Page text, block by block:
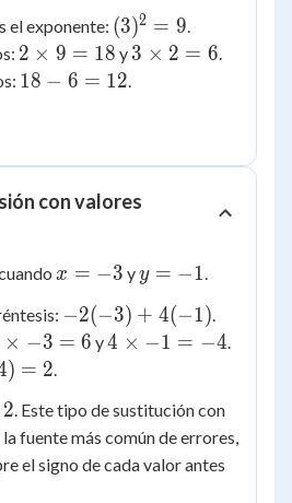
el exponente: (3)^2
= 9
(3)2 = 9
2
\times
2 × 9 = 18 y 3
3 × 2 = 6
18
18 − 6 = 12
con valores
x
-3
x = −3 yy
-1
y = −1
-2(-3)
+
−2(−3) + 4(−1)
6
× −3 = 6 y4
-4
4 × −1 = −4
) = 2
2
2 . Este tipo de sustitución con
fuente más común de errores,
el signo de cada valor antes